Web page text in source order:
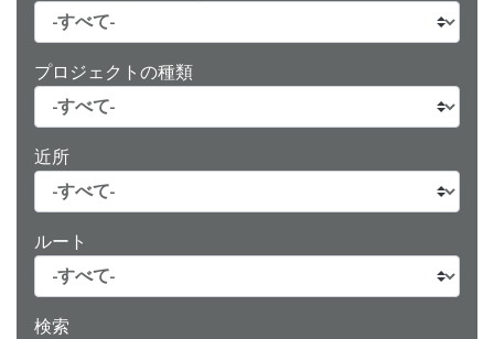
プロジェクトの種類
近所
ルート
検索